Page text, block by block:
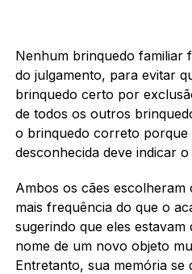
Nenhum brinquedo familiar
do julgamento, para evitar
brinquedo certo por
de todos os outros
o brinquedo correto porque
desconhecida deve indicar
Ambos os cães
mais frequência do que o
sugerindo que eles
nome de um novo objeto
Entretanto, sua memória se